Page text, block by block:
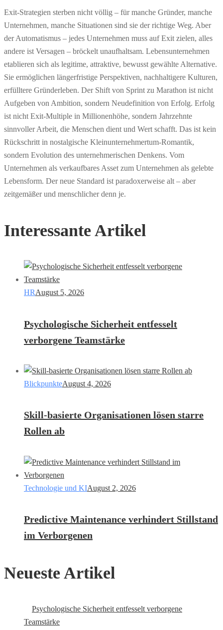
Exit-Strategien sterben nicht völlig – für manche Gründer, manche
Unternehmen, manche Situationen sind sie der richtige Weg. Aber
der Automatismus – jedes Unternehmen muss auf Exit zielen, alles
andere ist Versagen – bröckelt unaufhaltsam. Lebensunternehmen
etablieren sich als legitime, attraktive, bewusst gewählte Alternative.
Sie ermöglichen längerfristige Perspektiven, nachhaltigere Kulturen,
erfülltere Gründerleben. Der Shift von Sprint zu Marathon ist nicht
Aufgeben von Ambition, sondern Neudefinition von Erfolg. Erfolg
ist nicht Exit-Multiple in Millionenhöhe, sondern Jahrzehnte
sinnvoller Arbeit, die Menschen dient und Wert schafft. Das ist kein
Rückschritt in nostalgische Kleinunternehmertum-Romantik,
sondern Evolution des unternehmerischen Denkens. Vom
Unternehmen als verkaufbares Asset zum Unternehmen als gelebte
Lebensform. Der neue Standard ist paradoxerweise alt – aber
zeitgemäßer und menschlicher denn je.
Interessante Artikel
HRAugust 5, 2026
Psychologische Sicherheit entfesselt
verborgene Teamstärke
BlickpunkteAugust 4, 2026
Skill-basierte Organisationen lösen starre
Rollen ab
Technologie und KIAugust 2, 2026
Predictive Maintenance verhindert Stillstand
im Verborgenen
Neueste Artikel
Psychologische Sicherheit entfesselt verborgene
Teamstärke